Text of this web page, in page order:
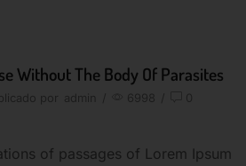
Without The Body Of Parasites
por admin 6998 0
of passages of Lorem Ipsum